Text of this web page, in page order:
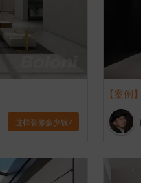
这样装修多少钱?
【案例